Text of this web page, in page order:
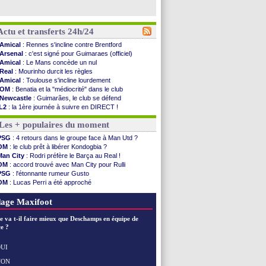
et transferts 24h/24
Amical : Rennes s'incline contre Brentford
Arsenal : c'est signé pour Guimaraes (officiel)
Amical : Le Mans concède un nul
Real : Mourinho durcit les règles
Amical : Toulouse s'incline lourdement
OM : Benatia et la "médiocrité" dans le club
Newcastle : Guimarães, le club se défend
: la 1ère journée à suivre en DIRECT !
: une deuxième offre pour Suzuki
PSG : le groupe pour le match face à Man Utd
OM: le jour où tout a basculé pour Benatia
Heracles: Reine-Adélaïde, le sort s'acharne...
Monaco: Mawissa a gravement blessé Uche
OM : accord avec la Real Sociedad pour Aguerd
Barça: Araujo va partir en prêt à Liverpool
OM : Côme pousse pour Gouiri
Man Utd: le groupe pour défier le PSG
: Højbjerg, son agent maintient le suspense
: le transfert d'Asllani tombe à l'eau
: 1ère utilisation du Football Video Support
+ populaires du moment
: 4 retours dans le groupe face à Man Utd ?
: le club prêt à libérer Kondogbia ?
City : Rodri préfère le Barça au Real !
: accord trouvé avec Man City pour Rulli
: l'étonnante rumeur Gusto
: Lucas Perri a été approché
: Owori battu à mort à Kampala
Maxifoot
va t-il faire mieux que Deschamps en équipe de
?